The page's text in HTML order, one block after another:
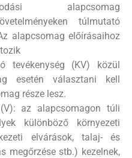
alapcsomag
túlmutató
alapcsomag előírásaihoz
tevékenység (KV) közül
esetén választani kell
része lesz.
az alapcsomagon túli
különböző környezeti
elvárások, talaj- és
megőrzése stb.) kezelnek,